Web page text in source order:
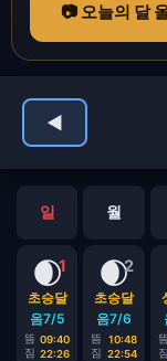
📷 오늘의 달
◀
일 월
1
🌒
초승달
음7/5
뜸 09:40
짐 22:26
2
🌒
초승달
음7/6
뜸
10:48
짐 22:54
뜸
짐